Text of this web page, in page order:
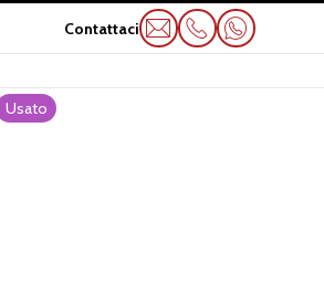
Contattaci
Usato